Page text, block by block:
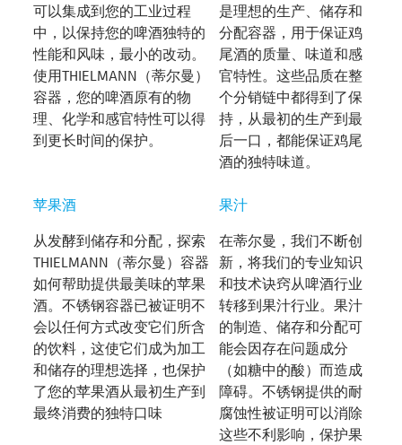
可以集成到您的工业过程
中，以保持您的啤酒独特的
性能和风味，最小的改动。
使用THIELMANN（蒂尔曼）
容器，您的啤酒原有的物
理、化学和感官特性可以得
到更长时间的保护。
是理想的生产、储存和
分配容器，用于保证鸡
尾酒的质量、味道和感
官特性。这些品质在整
个分销链中都得到了保
持，从最初的生产到最
后一口，都能保证鸡尾
酒的独特味道。
苹果酒
从发酵到储存和分配，探索
THIELMANN（蒂尔曼）容器
如何帮助提供最美味的苹果
酒。不锈钢容器已被证明不
会以任何方式改变它们所含
的饮料，这使它们成为加工
和储存的理想选择，也保护
了您的苹果酒从最初生产到
最终消费的独特口味
果汁
在蒂尔曼，我们不断创
新，将我们的专业知识
和技术诀窍从啤酒行业
转移到果汁行业。果汁
的制造、储存和分配可
能会因存在问题成分
（如糖中的酸）而造成
障碍。不锈钢提供的耐
腐蚀性被证明可以消除
这些不利影响，保护果